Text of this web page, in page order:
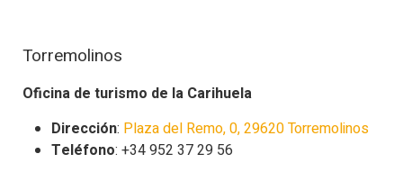
Torremolinos
Oficina de turismo de la Carihuela
Dirección: Plaza del Remo, 0, 29620 Torremolinos
Teléfono: +34 952 37 29 56